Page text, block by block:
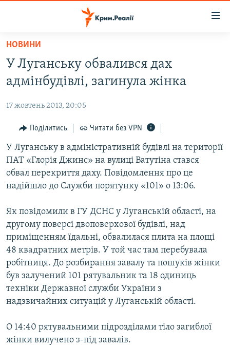
Перейти
основного
матеріалу
до
навігації
Перейти
до
пошуку
ВОДА.КРИМ
ВІДЕО ТА ФОТО
ПОЛІТИКА
БЛОГИ
ПОГЛЯД
ІНТЕРВ'Ю
ВСЕ ЗА ДЕНЬ
ДЕПОРТАЦІЯ
ВІДЕОУРОКИ «ELIFBE»
СВІДЧЕННЯ ОКУПАЦІЇ
УКРАЇНСЬКА ПРОБЛЕМА КРИМУ
ІНФОГРАФІКА
ЯК ОБІЙТИ БЛОКУВАННЯ
Русский
Qırımtatar
ДОЛУЧАЙСЯ!
Усі сайти RFE/RL
НОВИНИ
У Луганську обвалився дах
адмінбудівлі, загинула жінка
17 жовтень 2013, 20:05
Поділитись Читати без VPN
У Луганську в адміністративній будівлі на території
ПАТ «Глорія Джинс» на вулиці Ватутіна стався
обвал перекриття даху. Повідомлення про це
надійшло до Служби порятунку «101» о 13:06.
Як повідомили в ГУ ДСНС у Луганській області, на
другому поверсі двоповерхової будівлі, над
приміщенням їдальні, обвалилася плита на площі
48 квадратних метрів. У той час там перебувала
робітниця. До розбирання завалу та пошуків жінки
був залучений 101 рятувальник та 18 одиниць
техніки Державної служби України з
надзвичайних ситуацій у Луганській області.
О 14:40 рятувальними підрозділами тіло загиблої
жінки вилучено з-під завалів.